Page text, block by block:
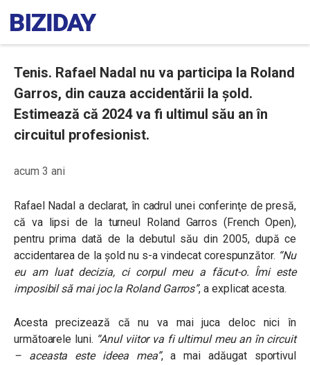
Tenis. Rafael Nadal nu va participa la Roland
Garros, din cauza accidentării la șold.
Estimează că 2024 va fi ultimul său an în
circuitul profesionist.
acum 3 ani
Rafael Nadal a declarat, în cadrul unei conferinţe de presă,
că va lipsi de la turneul Roland Garros (French Open),
pentru prima dată de la debutul său din 2005, după ce
accidentarea de la şold nu s-a vindecat corespunzător. “Nu
eu am luat decizia, ci corpul meu a făcut-o. Îmi este
imposibil să mai joc la Roland Garros”, a explicat acesta.
Acesta precizează că nu va mai juca deloc nici în
următoarele luni. “Anul viitor va fi ultimul meu an în circuit
– aceasta este ideea mea”, a mai adăugat sportivul